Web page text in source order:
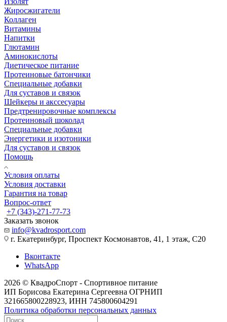
Жиросжигатели
Коллаген
Витамины
Напитки
Глютамин
Аминокислоты
Диетическое питание
Протеиновые батончики
Специальные добавки
Для суставов и связок
Шейкеры и акссесуары
Предтренировочные комплексы
Протеиновый шоколад
Специальные добавки
Энергетики и изотоники
Для суставов и связок
Помощь
Условия оплаты
Условия доставки
Гарантия на товар
Вопрос-ответ
+7 (343)-271-77-73
Заказать звонок
info@kvadrosport.com
г. Екатеринбург, Проспект Космонавтов, 41, 1 этаж, С20
Вконтакте
WhatsApp
2026 © КвадроСпорт - Спортивное питание
ИП Борисова Екатерина Сергеевна ОГРНИП
321665800228923, ИНН 745800604291
Политика обработки персональных данных